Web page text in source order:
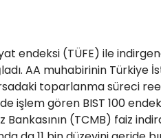
endeksi (TÜFE) ile
AA muhabirinin Türkiye
toparlanma süreci reel
işlem gören BIST 100
(TCMB) faiz